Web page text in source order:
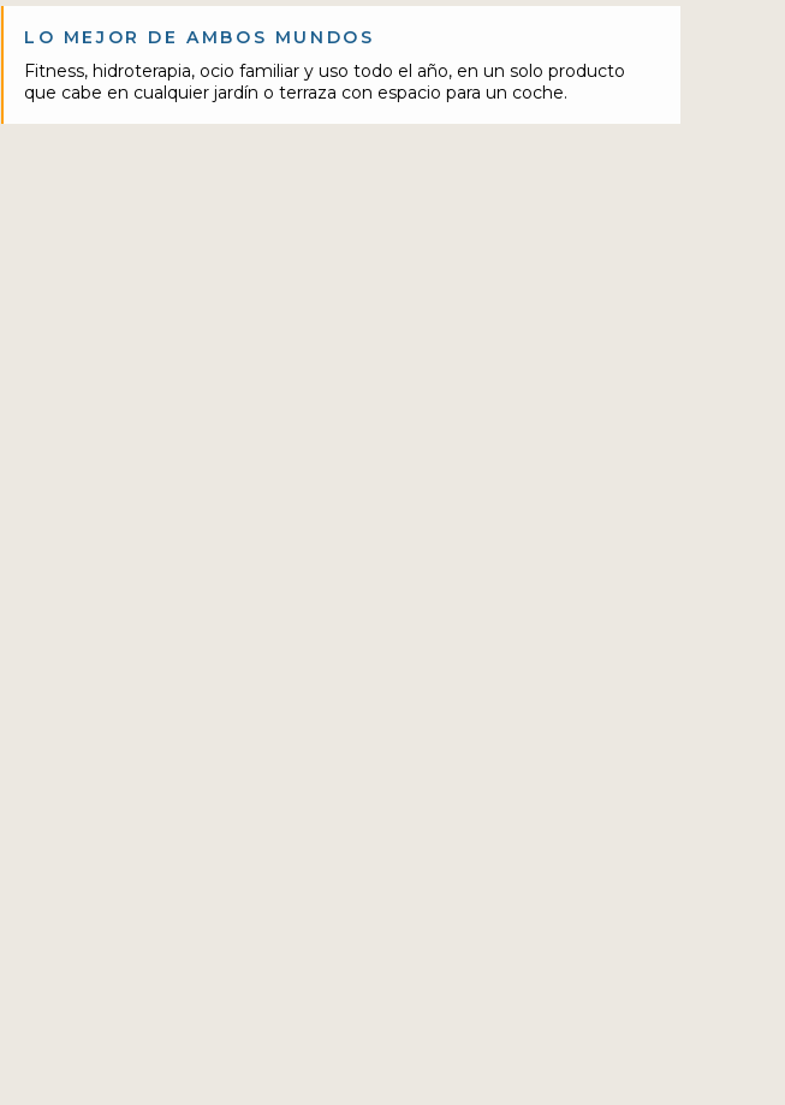
LO MEJOR DE AMBOS MUNDOS
Fitness, hidroterapia, ocio familiar y uso todo el año, en un solo producto
que cabe en cualquier jardín o terraza con espacio para un coche.